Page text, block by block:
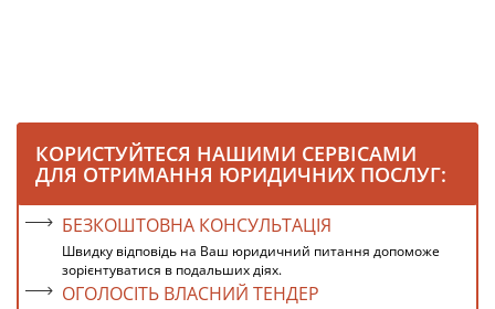
КОРИСТУЙТЕСЯ НАШИМИ СЕРВІСАМИ
ДЛЯ ОТРИМАННЯ ЮРИДИЧНИХ ПОСЛУГ:
БЕЗКОШТОВНА КОНСУЛЬТАЦІЯ
Швидку відповідь на Ваш юридичний питання допоможе
зорієнтуватися в подальших діях.
ОГОЛОСІТЬ ВЛАСНИЙ ТЕНДЕР